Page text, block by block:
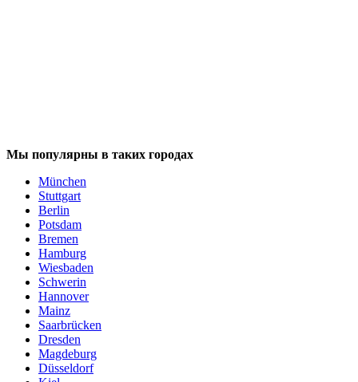
Мы популярны в таких городах
München
Stuttgart
Berlin
Potsdam
Bremen
Hamburg
Wiesbaden
Schwerin
Hannover
Mainz
Saarbrücken
Dresden
Magdeburg
Düsseldorf